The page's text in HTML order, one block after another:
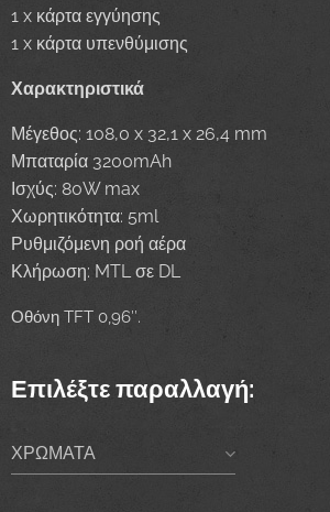
1 x κάρτα εγγύησης
1 x κάρτα υπενθύμισης
Χαρακτηριστικά
Μέγεθος: 108,0 x 32,1 x 26,4 mm
Μπαταρία 3200mAh
Ισχύς: 80W max
Χωρητικότητα: 5ml
Ρυθμιζόμενη ροή αέρα
Κλήρωση: MTL σε DL
Οθόνη TFT 0,96″.
Επιλέξτε παραλλαγή:
ΧΡΩΜΑΤΑ